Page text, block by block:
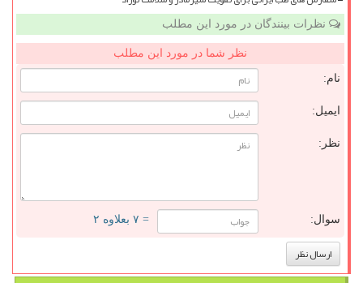
نظرات بینندگان در مورد این مطلب
نظر شما در مورد این مطلب
نام:
ایمیل:
نظر:
سوال: = ۷ بعلاوه ۲